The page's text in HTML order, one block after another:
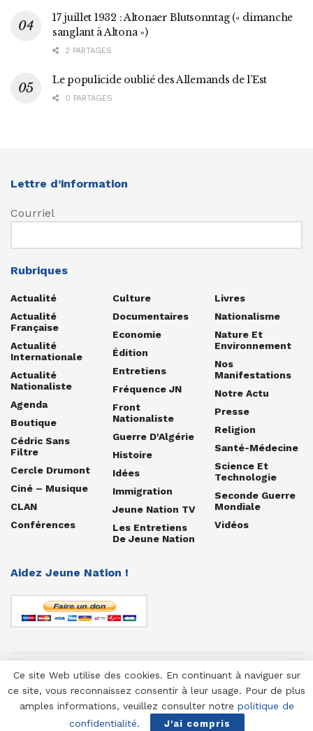
17 juillet 1932 : Altonaer Blutsonntag (« dimanche
sanglant à Altona »)
2 PARTAGES
Le populicide oublié des Allemands de l’Est
0 PARTAGES
Lettre d’information
Courriel
Rubriques
Actualité
Actualité
Française
Actualité
Internationale
Actualité
Nationaliste
Agenda
Boutique
Cédric Sans
Filtre
Cercle Drumont
Ciné – Musique
CLAN
Conférences
Culture
Documentaires
Economie
Édition
Entretiens
Fréquence JN
Front
Nationaliste
Guerre D'Algérie
Histoire
Idées
Immigration
Jeune Nation TV
Les Entretiens
De Jeune Nation
Livres
Nationalisme
Nature Et
Environnement
Nos
Manifestations
Notre Actu
Presse
Religion
Santé-Médecine
Science Et
Technologie
Seconde Guerre
Mondiale
Vidéos
Aidez Jeune Nation !
© 1958-2025 Jeune Nation
Ce site Web utilise des cookies. En continuant à naviguer sur
ce site, vous reconnaissez consentir à leur usage. Pour de plus
amples informations, veuillez consulter notre politique de
confidentialité. J'ai compris